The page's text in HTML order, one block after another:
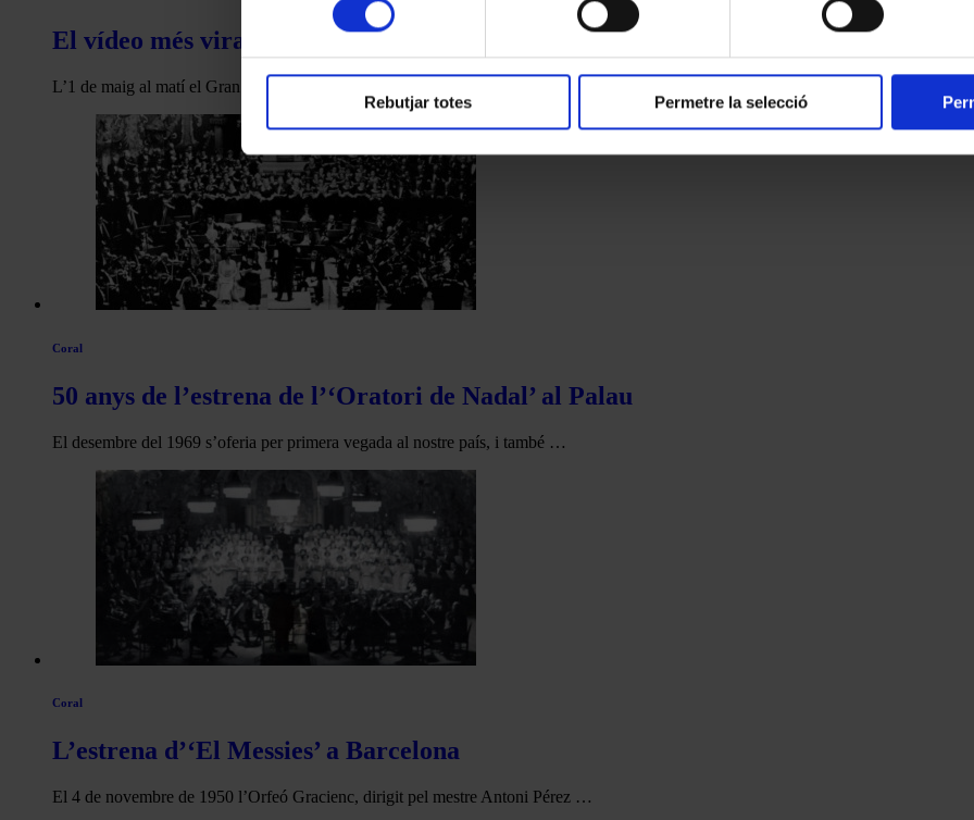
Rebutjar totes Permetre la selecció
El vídeo més viral del Liceu
L’1 de maig al matí el Gran Teatre del Liceu penjava al seu …
Coral
50 anys de l’estrena de l’‘Oratori de Nadal’ al Palau
El desembre del 1969 s’oferia per primera vegada al nostre país, i també …
Coral
L’estrena d’‘El Messies’ a Barcelona
El 4 de novembre de 1950 l’Orfeó Gracienc, dirigit pel mestre Antoni Pérez …